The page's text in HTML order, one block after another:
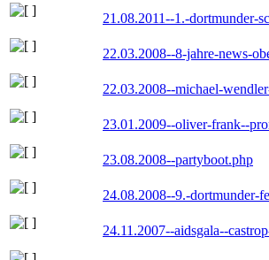
21.08.2011--1.-dortmunder-
22.03.2008--8-jahre-news-
22.03.2008--michael-
23.01.2009--oliver-frank--
23.08.2008--partyboot.php
24.08.2008--9.-dortmunder-
24.11.2007--aidsgala--